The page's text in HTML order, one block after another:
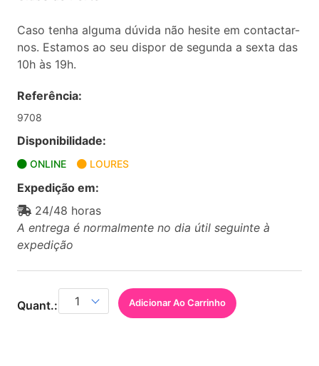
Caso tenha alguma dúvida não hesite em contactar-
nos. Estamos ao seu dispor de segunda a sexta das
10h às 19h.
Referência:
9708
Disponibilidade:
ONLINE LOURES
Expedição em:
24/48 horas
A entrega é normalmente no dia útil seguinte à
expedição
Quant.: Adicionar Ao Carrinho